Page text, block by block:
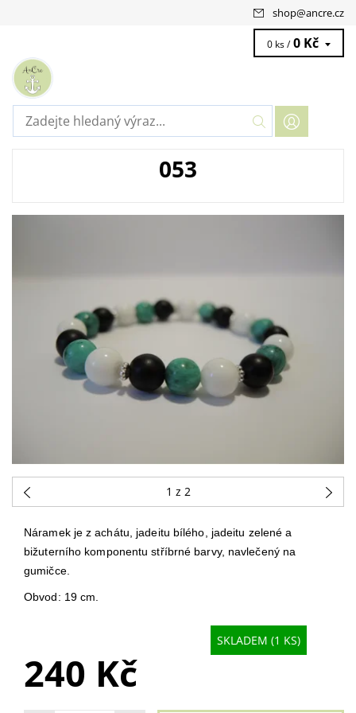
shop@ancre.cz
0 ks / 0 Kč
053
1 z 2
Náramek je z achátu, jadeitu bílého, jadeitu zelené a
bižuterního komponentu stříbrné barvy, navlečený na
gumičce.
Obvod: 19 cm.
SKLADEM (1 KS)
240 Kč